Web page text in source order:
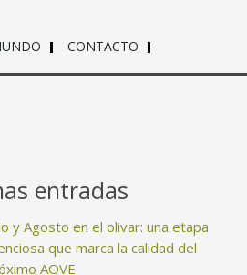
CONTACTO
entradas
y Agosto en el olivar: una etapa
que marca la calidad del
AOVE